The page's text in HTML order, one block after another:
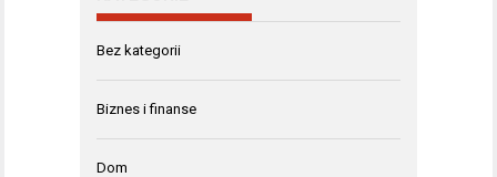
Bez kategorii
Biznes i finanse
Dom